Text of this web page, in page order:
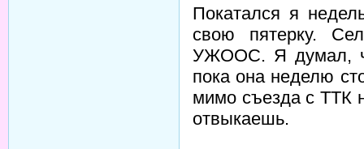
Покатался я
свою пятерку.
УЖООС. Я думал,
пока она неделю
мимо съезда с ТТК
отвыкаешь.